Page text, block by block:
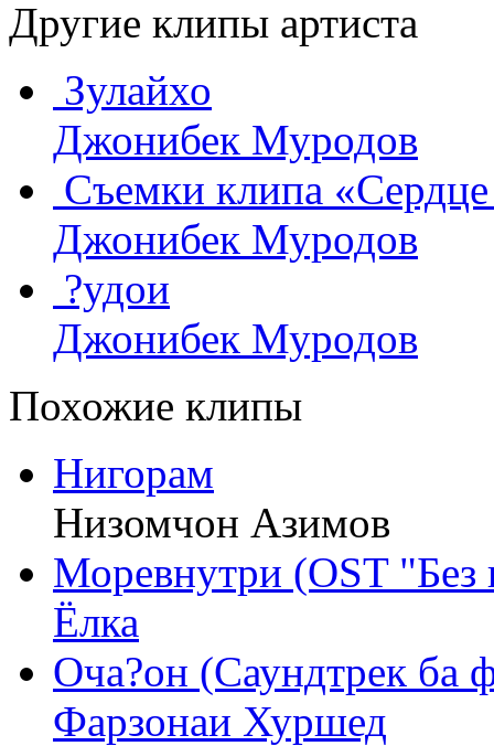
Другие клипы артиста
Зулайхо
Джонибек Муродов
Съемки клипа
Джонибек Муродов
?удои
Джонибек Муродов
Похожие клипы
Нигорам
Низомчон Азимов
Моревнутри (OST "Без
Ёлка
Оча?он (Саундтрек ба
Фарзонаи Хуршед